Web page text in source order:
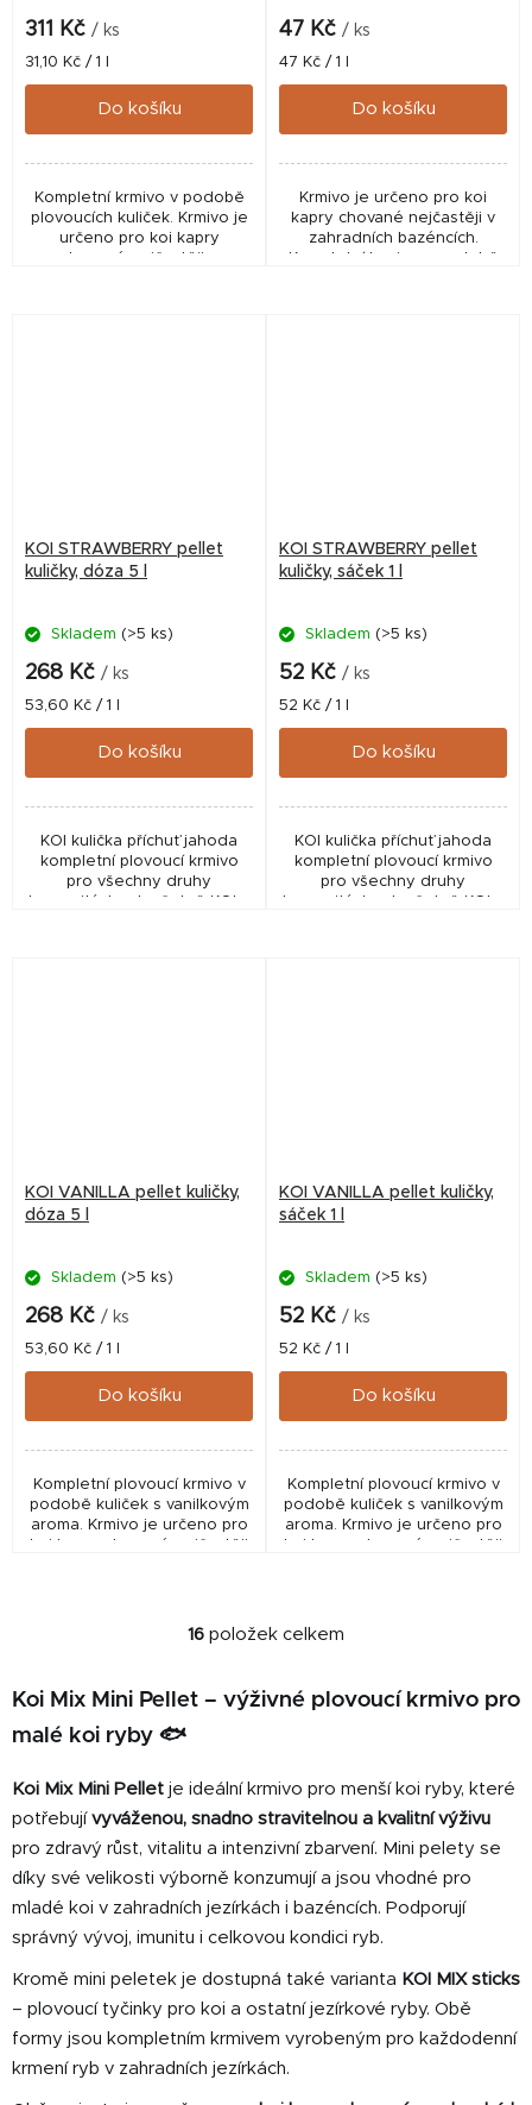
311 Kč / ks
Měrná
cena:
31,10 Kč / 1 l
Do košíku
Kompletní krmivo v podobě
plovoucích kuliček. Krmivo je
určeno pro koi kapry
chované nejčastěji v
47 Kč / ks
Měrná
cena:
47 Kč / 1 l
Do košíku
Krmivo je určeno pro koi
kapry chované nejčastěji v
zahradních bazéncích.
Kompletní krmivo v podobě
KOI STRAWBERRY pellet
kuličky, dóza 5 l
Skladem (>5 ks)
268 Kč / ks
Měrná
cena:
53,60 Kč / 1 l
Do košíku
KOI kulička příchuť jahoda
kompletní plovoucí krmivo
pro všechny druhy
KOI STRAWBERRY pellet
kuličky, sáček 1 l
Průměrné
hodnocení
produktu
je
5,0
5
hvězdiček.
Skladem (>5 ks)
52 Kč / ks
Měrná
cena:
52 Kč / 1 l
Do košíku
KOI kulička příchuť jahoda
kompletní plovoucí krmivo
pro všechny druhy
KOI VANILLA pellet kuličky,
dóza 5 l
Skladem (>5 ks)
268 Kč / ks
Měrná
cena:
53,60 Kč / 1 l
Do košíku
Kompletní plovoucí krmivo v
podobě kuliček s vanilkovým
aroma. Krmivo je určeno pro
KOI VANILLA pellet kuličky,
sáček 1 l
Průměrné
hodnocení
produktu
je
5,0
5
hvězdiček.
Skladem (>5 ks)
52 Kč / ks
Měrná
cena:
52 Kč / 1 l
Do košíku
Kompletní plovoucí krmivo v
podobě kuliček s vanilkovým
aroma. Krmivo je určeno pro
O
l
í
p
r
v
k
v
ý
p
i
16 položek celkem
Koi Mix Mini Pellet – výživné plovoucí krmivo pro
malé koi ryby 🐟
Koi Mix Mini Pellet je ideální krmivo pro menší koi ryby, které
potřebují vyváženou, snadno stravitelnou a kvalitní výživu
pro zdravý růst, vitalitu a intenzivní zbarvení. Mini pelety se
díky své velikosti výborně konzumují a jsou vhodné pro
mladé koi v zahradních jezírkách i bazéncích. Podporují
správný vývoj, imunitu i celkovou kondici ryb.
Kromě mini peletek je dostupná také varianta KOI MIX sticks
– plovoucí tyčinky pro koi a ostatní jezírkové ryby. Obě
formy jsou kompletním krmivem vyrobeným pro každodenní
krmení ryb v zahradních jezírkách.